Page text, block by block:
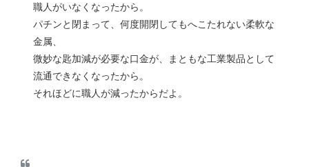
職人がいなくなったから。
パチンと閉まって、何度開閉してもへこたれない柔軟な
金属、
微妙な匙加減が必要な口金が、まともな工業製品として
流通できなくなったから。
それほどに職人が減ったからだよ。